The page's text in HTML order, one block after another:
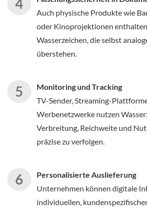
Auch physische Produkte wie
oder Kinoprojektionen
Wasserzeichen, die selbst
überstehen.
Monitoring und Tracking
TV-Sender, Streaming-
Werbenetzwerke nutzen
Verbreitung, Reichweite und
präzise zu verfolgen.
Personalisierte Auslieferung
Unternehmen können digitale
individuellen,